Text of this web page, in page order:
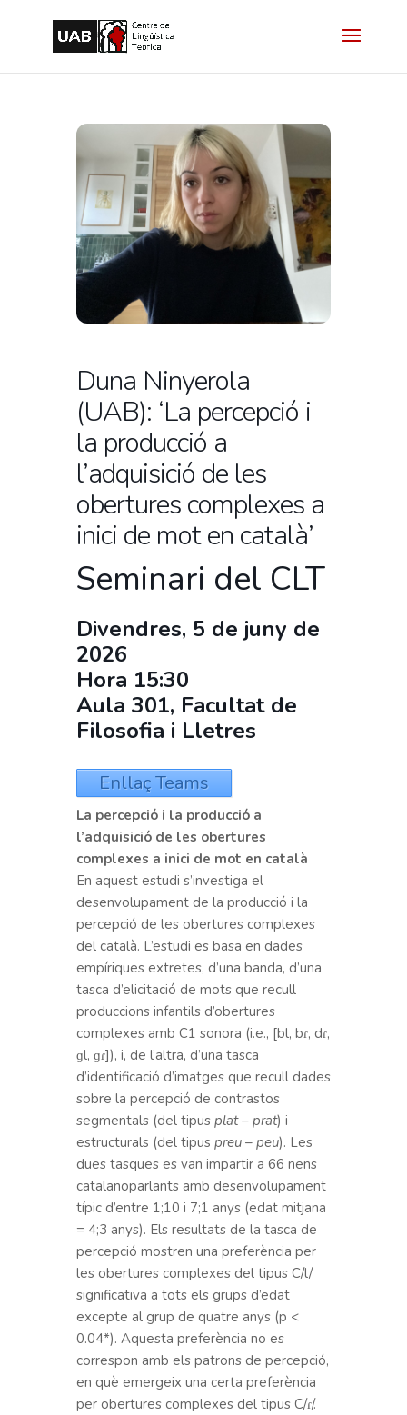
Duna Ninyerola
(UAB): ‘La percepció i
la producció a
l’adquisició de les
obertures complexes a
inici de mot en català’
Seminari del CLT
Divendres, 5 de juny de
2026
Hora 15:30
Aula 301, Facultat de
Filosofia i Lletres
Enllaç Teams
La percepció i la producció a
l’adquisició de les obertures
complexes a inici de mot en català
En aquest estudi s’investiga el
desenvolupament de la producció i la
percepció de les obertures complexes
del català. L’estudi es basa en dades
empíriques extretes, d’una banda, d’una
tasca d’elicitació de mots que recull
produccions infantils d’obertures
complexes amb C1 sonora (i.e., [bl, bɾ, dɾ,
ɡl, ɡɾ]), i, de l’altra, d’una tasca
d’identificació d’imatges que recull dades
sobre la percepció de contrastos
segmentals (del tipus plat – prat) i
estructurals (del tipus preu – peu). Les
dues tasques es van impartir a 66 nens
catalanoparlants amb desenvolupament
típic d’entre 1;10 i 7;1 anys (edat mitjana
= 4;3 anys). Els resultats de la tasca de
percepció mostren una preferència per
les obertures complexes del tipus C/l/
significativa a tots els grups d’edat
excepte al grup de quatre anys (p <
0.04*). Aquesta preferència no es
correspon amb els patrons de percepció,
en què emergeix una certa preferència
per obertures complexes del tipus C/ɾ/.